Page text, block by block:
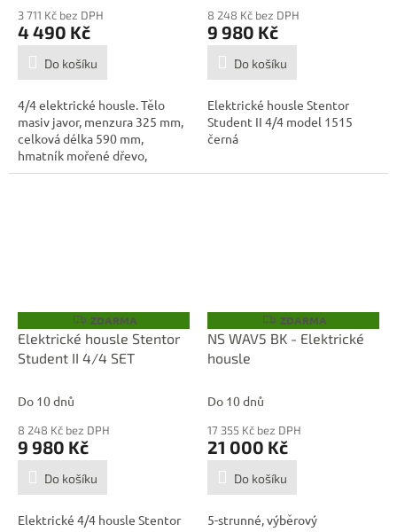
3 711 Kč bez DPH
4 490 Kč
Do košíku
4/4 elektrické housle. Tělo
masiv javor, menzura 325 mm,
celková délka 590 mm,
hmatník mořené dřevo,
kobylka javor,...
8 248 Kč bez DPH
9 980 Kč
Do košíku
Elektrické housle Stentor
Student II 4/4 model 1515
černá
Z
D
A
R
ZDARMA
Elektrické housle Stentor
Student II 4/4 SET
Do 10 dnů
8 248 Kč bez DPH
9 980 Kč
Do košíku
Elektrické 4/4 housle Stentor
Z
D
A
ZDARMA
NS WAV5 BK - Elektrické
housle
Do 10 dnů
17 355 Kč bez DPH
21 000 Kč
Do košíku
5-strunné, výběrový